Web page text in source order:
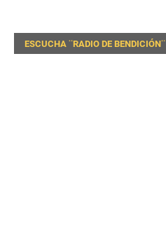
ESCUCHA ¨RADIO DE BENDICIÓN¨